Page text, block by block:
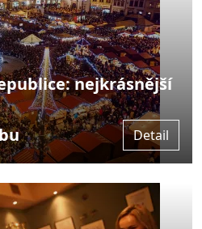
nejkrásnější
Detail